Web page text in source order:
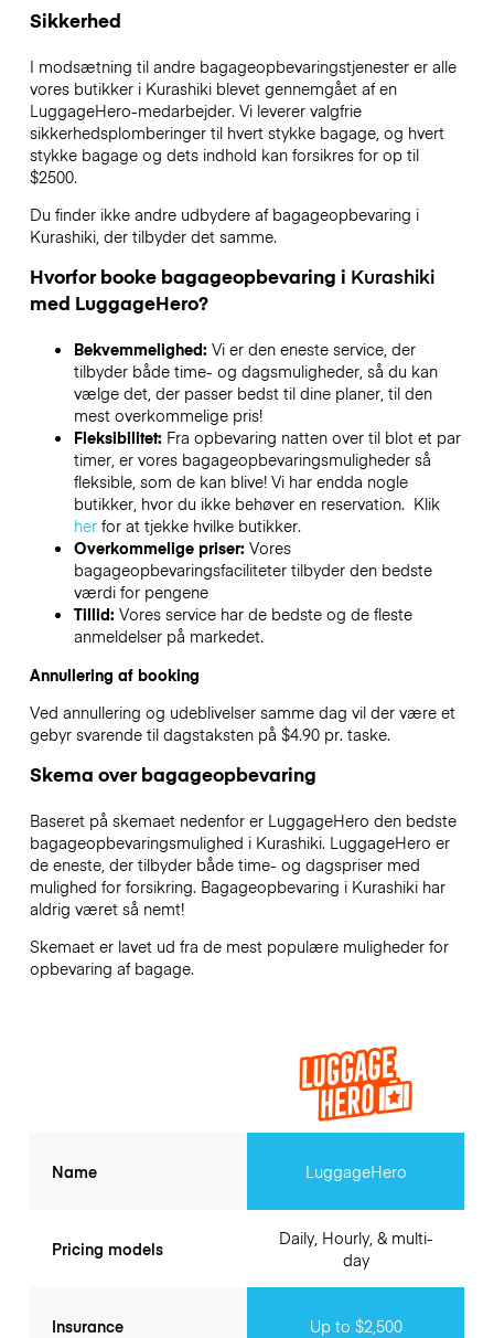
Sikkerhed
I modsætning til andre bagageopbevaringstjenesterer alle
vores butikker i Kurashikiblevet gennemgået af en
LuggageHero-medarbejder. Vi leverer valgfrie
sikkerhedsplomberinger til hvert stykke bagage, og hvert
stykke bagage og dets indhold kan forsikres for op til
$2500.
Du finder ikke andre udbydere af bagageopbevaring i
Kurashiki, der tilbyder det samme.
Hvorfor booke bagageopbevaring i Kurashiki
med LuggageHero?
Bekvemmelighed: Vi er den eneste service, der
tilbyder både time- og dagsmuligheder, så du kan
vælge det, der passer bedst til dine planer, til den
mest overkommelige pris!
Fleksibilitet: Fra opbevaring natten over til blot et par
timer, er vores bagageopbevaringsmuligheder så
fleksible, som de kan blive! Vi har endda nogle
butikker, hvor du ikke behøver en reservation. Klik
herfor at tjekke hvilke butikker.
Overkommelige priser: Vores
bagageopbevaringsfaciliteter tilbyder den bedste
værdi for pengene
Tillid: Vores service har de bedste og de fleste
anmeldelser på markedet.
Annullering af booking
Ved annullering og udeblivelser samme dag vil der være et
gebyr svarende til dagstaksten på $4.90 pr. taske.
Skema over bagageopbevaring
Baseret på skemaet nedenfor er LuggageHero den bedste
bagageopbevaringsmulighed i Kurashiki. LuggageHero er
de eneste, der tilbyder både time- og dagspriser med
mulighed for forsikring. Bagageopbevaring i Kurashikihar
aldrig været så nemt!
Skemaet er lavet ud fra de mest populære muligheder for
opbevaring af bagage.
Name
Pricing models
Insurance
LuggageHero
Daily, Hourly, & multi-
day
Up to $2,500